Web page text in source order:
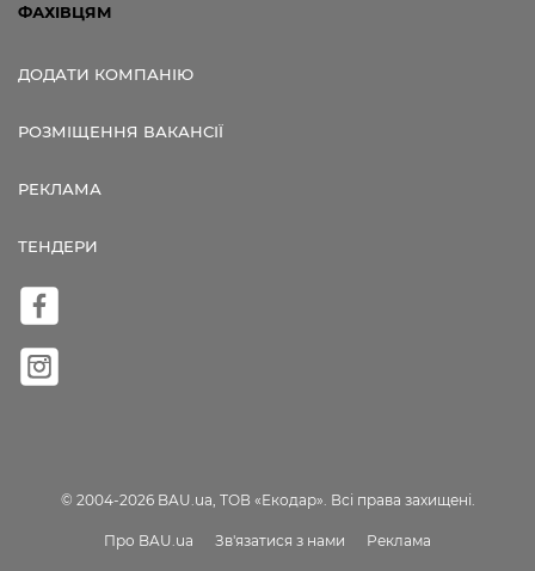
ФАХІВЦЯМ
ДОДАТИ КОМПАНІЮ
РОЗМІЩЕННЯ ВАКАНСІЇ
РЕКЛАМА
ТЕНДЕРИ
© 2004-2026 BAU.ua, ТОВ «Екодар». Всі права захищені.
Про BAU.ua Зв'язатися з нами Реклама